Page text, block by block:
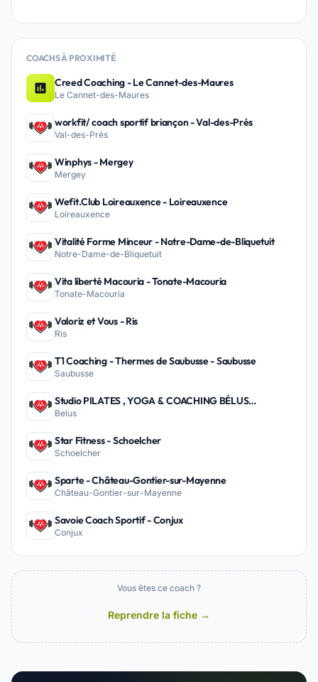
COACHS À PROXIMITÉ
Creed Coaching - Le Cannet-des-Maures
Le Cannet-des-Maures
workfit/ coach sportif briançon - Val-des-Prés
Val-des-Prés
Winphys - Mergey
Mergey
Wefit.Club Loireauxence - Loireauxence
Loireauxence
Vitalité Forme Minceur - Notre-Dame-de-Bliquetuit
Notre-Dame-de-Bliquetuit
Vita liberté Macouria - Tonate-Macouria
Tonate-Macouria
Valoriz et Vous - Ris
Ris
T1 Coaching - Thermes de Saubusse - Saubusse
Saubusse
Studio PILATES , YOGA & COACHING BÉLUS
PEYREHORADE - Belus
Belus
Star Fitness - Schoelcher
Schoelcher
Sparte - Château-Gontier-sur-Mayenne
Château-Gontier-sur-Mayenne
Savoie Coach Sportif - Conjux
Conjux
Vous êtes ce coach ?
Reprendre la fiche →